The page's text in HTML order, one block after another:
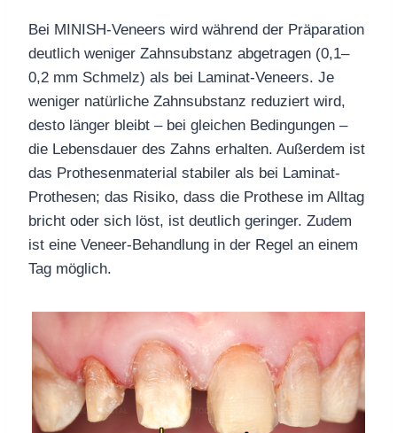
Bei MINISH-Veneers wird während der Präparation
deutlich weniger Zahnsubstanz abgetragen (0,1–
0,2 mm Schmelz) als bei Laminat-Veneers. Je
weniger natürliche Zahnsubstanz reduziert wird,
desto länger bleibt – bei gleichen Bedingungen –
die Lebensdauer des Zahns erhalten. Außerdem ist
das Prothesenmaterial stabiler als bei Laminat-
Prothesen; das Risiko, dass die Prothese im Alltag
bricht oder sich löst, ist deutlich geringer. Zudem
ist eine Veneer-Behandlung in der Regel an einem
Tag möglich.